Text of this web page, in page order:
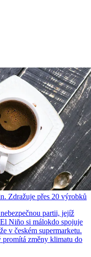
Zdražuje přes 20 výrobků
partii, jejíž
Niño si málokdo spojuje
v českém supermarketu.
promítá změny klimatu do